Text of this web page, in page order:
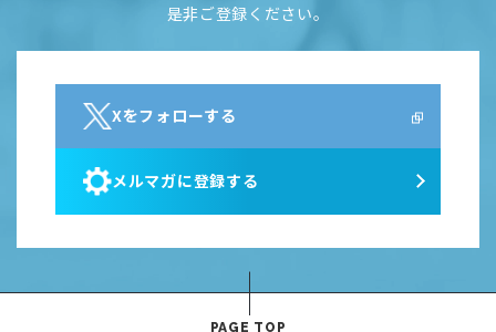
是非ご登録ください。
Xをフォローする
メルマガに登録する
PAGE TOP